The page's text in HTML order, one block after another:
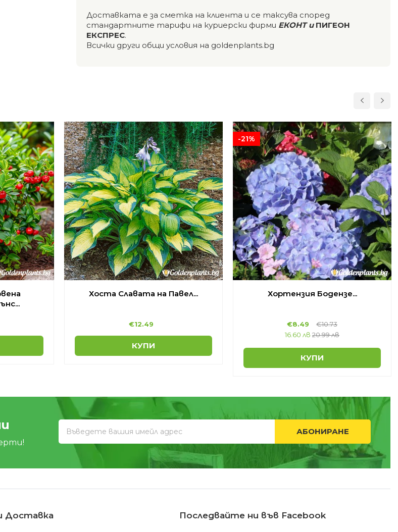
Доставката е за сметка на клиента и се таксува според
стандартните тарифи на куриерски фирми ЕКОНТ и ПИГЕОН
ЕКСПРЕС.
Всички други общи условия на goldenplants.bg
Хоста Славата на Павел...
€12.49
КУПИ
-21%
Хортензия Бодензе...
€8.49 €10.73
16.60 лв 20.99 лв
КУПИ
АБОНИРАНЕ
Доставка Последвайте ни във Facebook